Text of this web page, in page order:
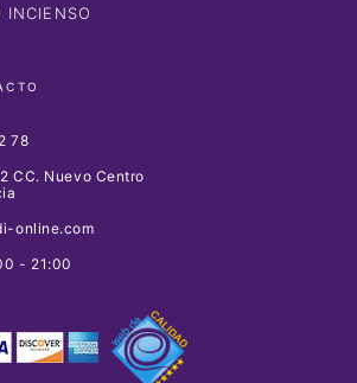
INCIENSO
78
CC. Nuevo Centro
online.com
- 21:00